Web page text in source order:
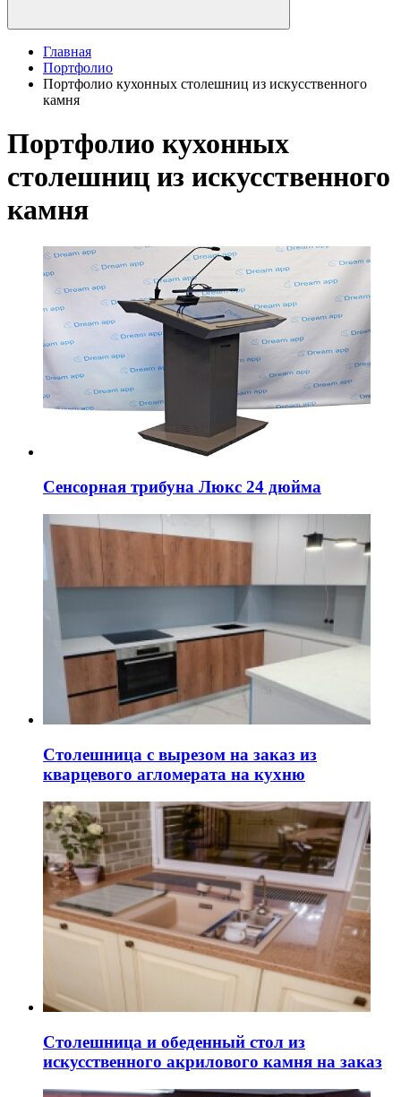
Главная
Портфолио
Портфолио кухонных столешниц из искусственного
камня
Портфолио кухонных
столешниц из искусственного
камня
Сенсорная трибуна Люкс 24 дюйма
Столешница с вырезом на заказ из
кварцевого агломерата на кухню
Столешница и обеденный стол из
искусственного акрилового камня на заказ